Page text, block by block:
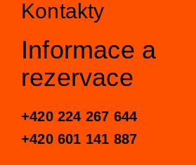
Koncertní sály & ubytování
Newsletter
Galerie
Konkurzy
Profil orchestru
Emmanuel Villaume
Členové orchestru
Podpořit
Přátelé PraguePhil
Pro firmy
Dětem
Dětský klub Notička
Kontakty
Kontakty
Informace a
rezervace
+420 224 267 644
+420 601 141 887